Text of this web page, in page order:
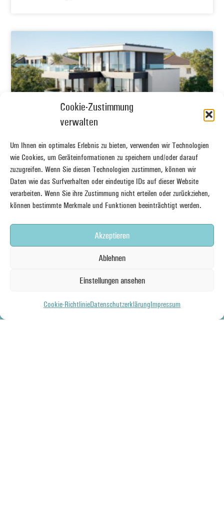
Cookie-Zustimmung
verwalten
Um Ihnen ein optimales Erlebnis zu bieten, verwenden wir Technologien
wie Cookies, um Geräteinformationen zu speichern und/oder darauf
zuzugreifen. Wenn Sie diesen Technologien zustimmen, können wir
Daten wie das Surfverhalten oder eindeutige IDs auf dieser Website
verarbeiten. Wenn Sie ihre Zustimmung nicht erteilen oder zurückziehen,
können bestimmte Merkmale und Funktionen beeinträchtigt werden.
Akzeptieren
Ablehnen
Einstellungen ansehen
Cookie-RichtlinieDatenschutzerklärungImpressum
Oberursel XXX